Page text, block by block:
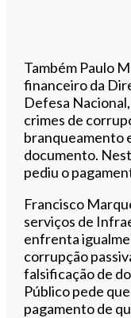
Também Paulo
financeiro da
Defesa
crimes de
branqueamento
documento.
pediu o
Francisco
serviços de
enfrenta
corrupção
falsificação de
Público pede
pagamento de